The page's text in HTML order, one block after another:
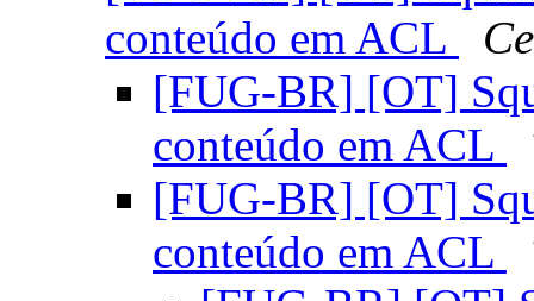
conteúdo em ACL
[FUG-BR] [OT]
conteúdo em ACL
[FUG-BR] [OT]
conteúdo em ACL